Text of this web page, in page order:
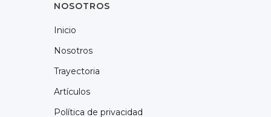
NOSOTROS
Inicio
Nosotros
Trayectoria
Artículos
Política de privacidad